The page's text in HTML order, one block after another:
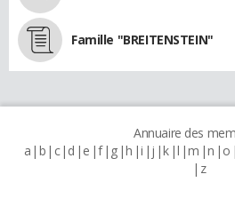
Famille "BREITENSTEIN"
Annuaire des
a b c d e f g h i j k l m n o
z